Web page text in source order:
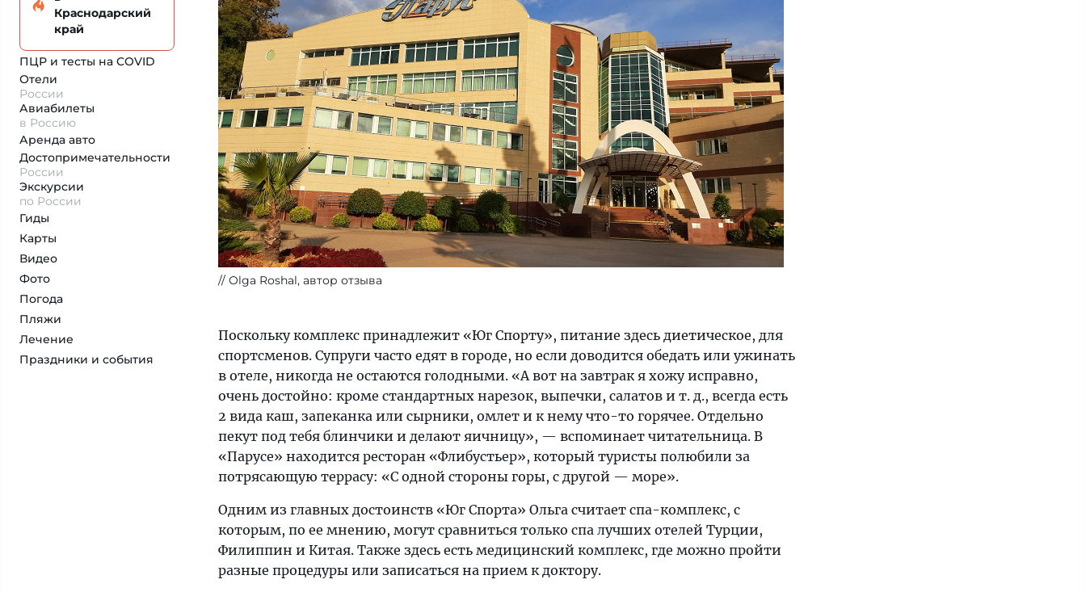
Краснодарский
край
ПЦР и тесты на COVID
Отели
России
Авиабилеты
в Россию
Аренда авто
Достопримеча­тельности
России
Экскурсии
по России
Гиды
Карты
Видео
Фото
Погода
Пляжи
Лечение
Праздники и события
Olga Roshal, автор отзыва
Поскольку комплекс принадлежит «Юг Спорту», питание здесь диетическое, для
спортсменов. Супруги часто едят в городе, но если доводится обедать или ужинать
в отеле, никогда не остаются голодными. «А вот на завтрак я хожу исправно,
очень достойно: кроме стандартных нарезок, выпечки, салатов и т. д., всегда есть
2 вида каш, запеканка или сырники, омлет и к нему что-то горячее. Отдельно
пекут под тебя блинчики и делают яичницу», — вспоминает читательница. В
«Парусе» находится ресторан «Флибустьер», который туристы полюбили за
потрясающую террасу: «С одной стороны горы, с другой — море».
Одним из главных достоинств «Юг Спорта» Ольга считает спа-комплекс, с
которым, по ее мнению, могут сравниться только спа лучших отелей Турции,
Филиппин и Китая. Также здесь есть медицинский комплекс, где можно пройти
разные процедуры или записаться на прием к доктору.